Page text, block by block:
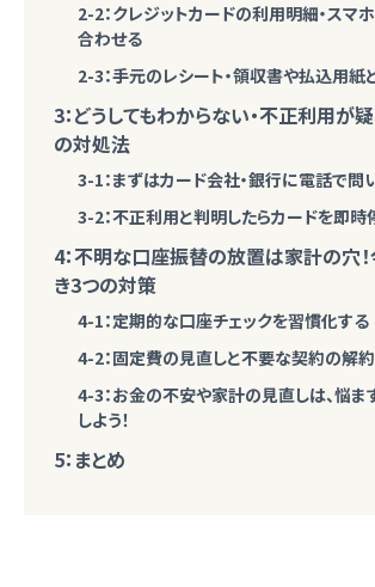
2-2：クレジットカードの利用明細・スマ
合わせる
2-3：手元のレシート・領収書や払込用紙
3：どうしてもわからない・不正利用が
の対処法
3-1：まずはカード会社・銀行に電話で問
3-2：不正利用と判明したらカードを即時
4：不明な口座振替の放置は家計の穴
き3つの対策
4-1：定期的な口座チェックを習慣化する
4-2：固定費の見直しと不要な契約の解
4-3：お金の不安や家計の見直しは、悩ま
しよう！
5：まとめ